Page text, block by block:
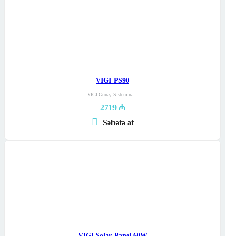
VIGI PS90
VIGI Günəş Sisteminə…
2719 ₼
Səbətə at